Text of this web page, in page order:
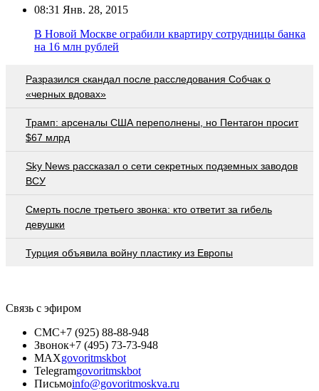
08:31 Янв. 28, 2015
В Новой Москве ограбили квартиру сотрудницы банка
на 16 млн рублей
Разразился скандал после расследования Собчак о
«черных вдовах»
Трамп: арсеналы США переполнены, но Пентагон просит
$67 млрд
Sky News рассказал о сети секретных подземных заводов
ВСУ
Смерть после третьего звонка: кто ответит за гибель
девушки
Турция объявила войну пластику из Европы
Связь с эфиром
СМС+7 (925) 88-88-948
Звонок+7 (495) 73-73-948
MAXgovoritmskbot
Telegramgovoritmskbot
Письмоinfo@govoritmoskva.ru